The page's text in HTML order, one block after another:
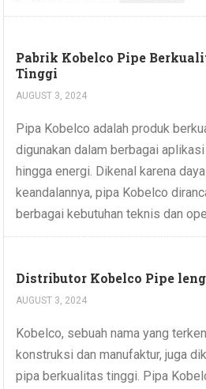
Pabrik Kobelco Pipe
Tinggi
AUGUST 3, 2024
Pipa Kobelco adalah produk
digunakan dalam berbagai
hingga energi. Dikenal karena
keandalannya, pipa Kobelco
berbagai kebutuhan teknis dan
Distributor Kobelco Pipe
AUGUST 3, 2024
Kobelco, sebuah nama yang
konstruksi dan manufaktur, juga
pipa berkualitas tinggi. Pipa